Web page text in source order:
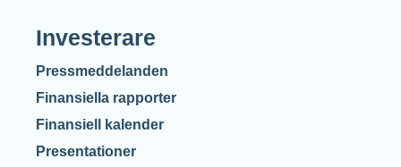
Investerare
Pressmeddelanden
Finansiella rapporter
Finansiell kalender
Presentationer